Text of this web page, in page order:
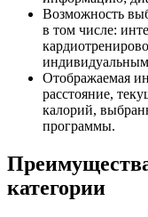
Возможность
в том числе:
Отображаемая
расстояние,
калорий,
программы.
категории